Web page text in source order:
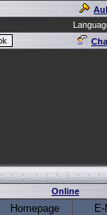
Online
Homepage